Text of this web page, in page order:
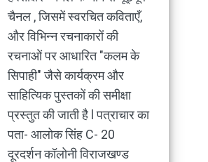
चैनल , जिसमें स्वरचित कविताएँ,
और विभिन्न रचनाकारों की
रचनाओं पर आधारित "कलम के
सिपाही" जैसे कार्यक्रम और
साहित्यिक पुस्तकों की समीक्षा
प्रस्तुत की जाती है l पत्राचार का
पता- आलोक सिंह C- 20
दूरदर्शन कॉलोनी विराजखण्ड